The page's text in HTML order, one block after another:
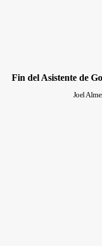
Fin del Asistente de
Joel